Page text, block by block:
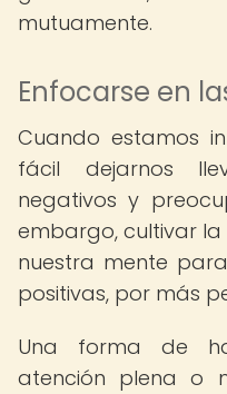
mutuamente.
Enfocarse en
Cuando estamos
fácil dejarnos
negativos y
embargo, cultivar
nuestra mente
positivas, por más
Una forma de
atención plena o